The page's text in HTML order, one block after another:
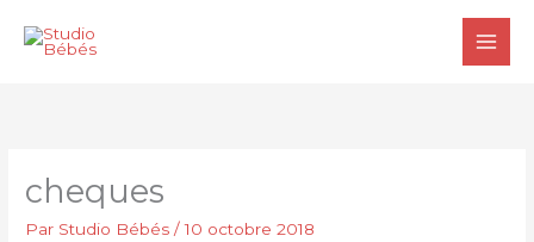
cheques
Par Studio Bébés/10 octobre 2018